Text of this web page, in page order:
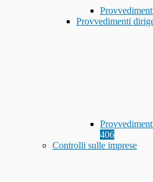
Provvedimenti
406
Controlli sulle imprese